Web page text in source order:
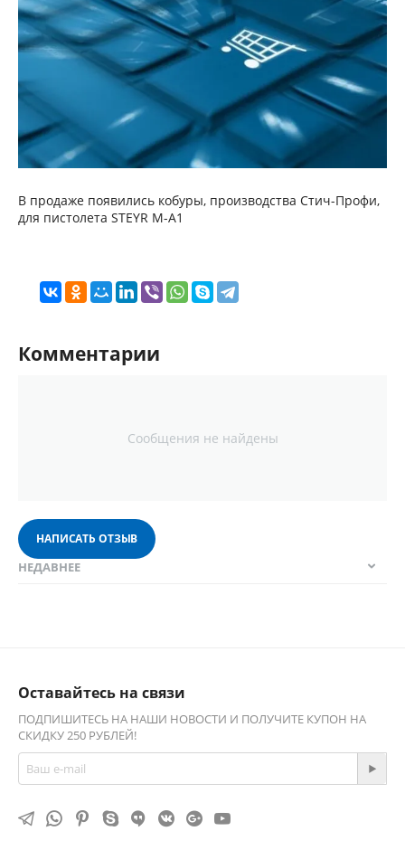
В продаже появились кобуры, производства Стич-Профи,
для пистолета STEYR M-A1
Комментарии
Сообщения не найдены
НАПИСАТЬ ОТЗЫВ
НЕДАВНЕЕ
Оставайтесь на связи
ПОДПИШИТЕСЬ НА НАШИ НОВОСТИ И ПОЛУЧИТЕ КУПОН НА
СКИДКУ 250 РУБЛЕЙ!